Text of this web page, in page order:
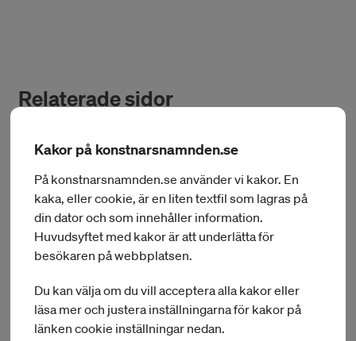
Relaterade sidor
Vårt uppdrag
Konstnärsnämnden är den myndighet som främst
ansvarar för genomförandet av konstnärspolitiken.
Här kan du läsa mer om vårt uppdrag.
Kakor på konstnarsnamnden.se
På konstnarsnamnden.se använder vi kakor. En
kaka, eller cookie, är en liten textfil som lagras på
din dator och som innehåller information.
Huvudsyftet med kakor är att underlätta för
besökaren på webbplatsen.
Du kan välja om du vill acceptera alla kakor eller
läsa mer och justera inställningarna för kakor på
länken cookie inställningar nedan.